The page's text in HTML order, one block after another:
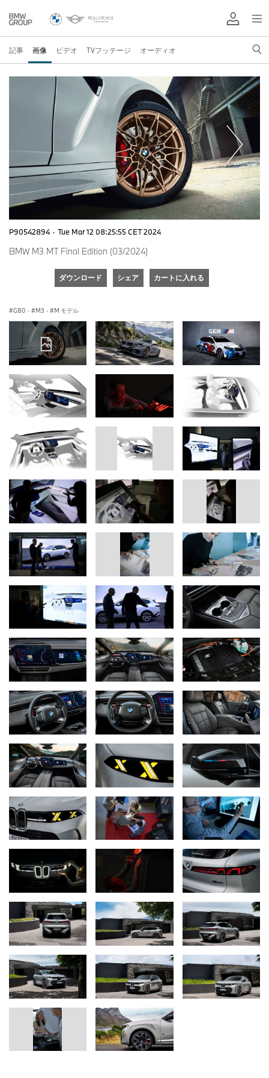
記事 画像 ビデオ TVフッテージ オーディオ
P90542894 · Tue Mar 12 08:25:55 CET 2024
BMW M3 MT Final Edition (03/2024)
ダウンロード シェア カートに入れる
G80 · M3 · M モデル